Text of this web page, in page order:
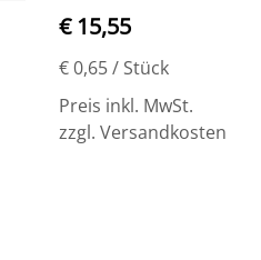
€ 15,55
€ 0,65/ Stück
Preis inkl. MwSt.
zzgl. Versandkosten